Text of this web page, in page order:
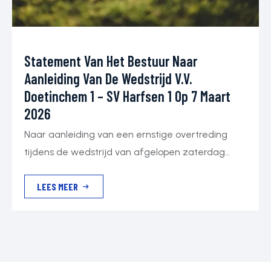
Statement Van Het Bestuur Naar
Aanleiding Van De Wedstrijd V.v.
Doetinchem 1 – SV Harfsen 1 Op 7 Maart
2026
Naar aanleiding van een ernstige overtreding
tijdens de wedstrijd van afgelopen zaterdag
maatregelen genomen. Wij zijn diep geraakt door
LEES MEER